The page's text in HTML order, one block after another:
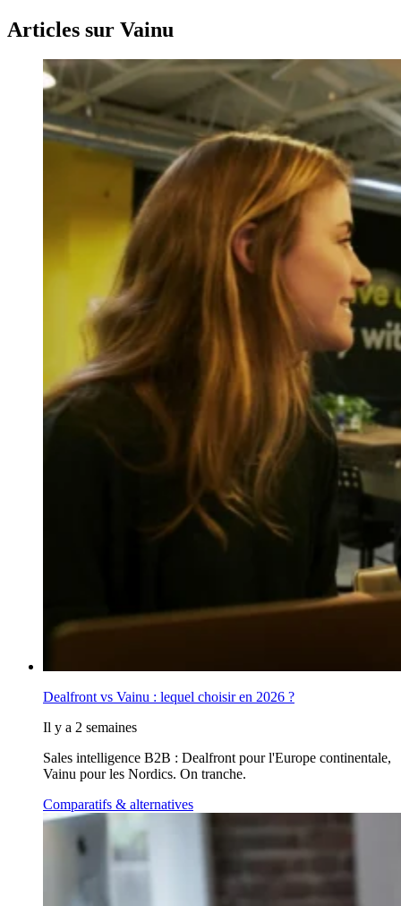
Articles sur Vainu
Dealfront vs Vainu : lequel choisir en 2026 ?
Il y a 2 semaines
Sales intelligence B2B : Dealfront pour l'Europe continentale,
Vainu pour les Nordics. On tranche.
Comparatifs & alternatives